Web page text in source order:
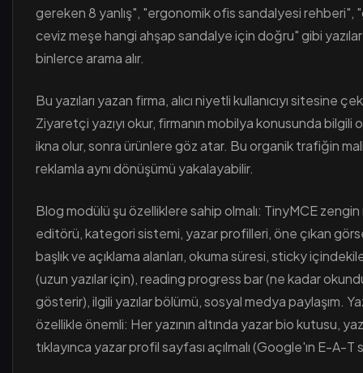
gereken 8 yanlış", "ergonomik ofis sandalyesi rehberi",
ceviz meşe hangi ahşap sandalye için doğru" gibi
binlerce arama alır.
Bu yazıları yazan firma, alıcı niyetli kullanıcıyı sitesine
Ziyaretçi yazıyı okur, firmanın mobilya konusunda bilgili
ikna olur, sonra ürünlere göz atar. Bu organik trafiğin
reklamla aynı dönüşümü yakalayabilir.
Blog modülü şu özelliklere sahip olmalı: TinyMCE
editörü, kategori sistemi, yazar profilleri, öne çıkan
başlık ve açıklama alanları, okuma süresi, sticky
(uzun yazılar için), reading progress bar (ne kadar
gösterir), ilgili yazılar bölümü, sosyal medya paylaşım.
özellikle önemli: Her yazının altında yazar bio kutusu,
tıklayınca yazar profil sayfası açılmalı (Google'ın E-A-T